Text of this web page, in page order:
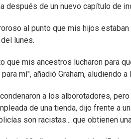
después de un nuevo capítulo de
al punto que mis hijos
del lunes.
que mis ancestros lucharon para
mí", añadió Graham,
a los alborotadores,
de una tienda, dijo frente a
son racistas... que obtienen